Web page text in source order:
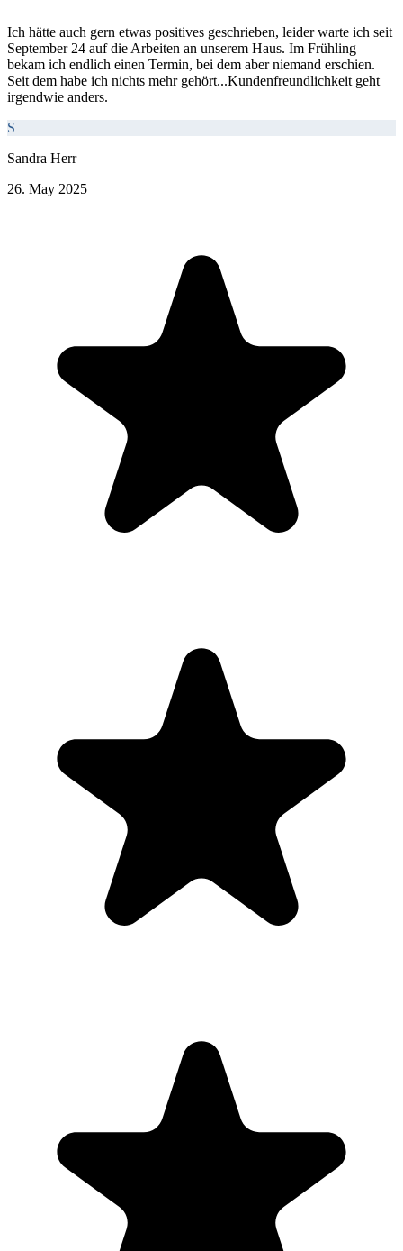
Ich hätte auch gern etwas positives geschrieben, leider warte ich seit
September 24 auf die Arbeiten an unserem Haus. Im Frühling
bekam ich endlich einen Termin, bei dem aber niemand erschien.
Seit dem habe ich nichts mehr gehört...Kundenfreundlichkeit geht
irgendwie anders.
S
Sandra Herr
26. May 2025